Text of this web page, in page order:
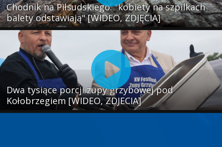
Chodnik na Piłsudskiego: "kobiety na szpilkach
balety odstawiają" [WIDEO, ZDJĘCIA]
Dwa tysiące porcji zupy grzybowej pod
Kołobrzegiem [WIDEO, ZDJECIA]